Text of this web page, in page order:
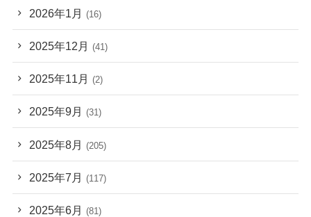
2026年1月 (16)
2025年12月 (41)
2025年11月 (2)
2025年9月 (31)
2025年8月 (205)
2025年7月 (117)
2025年6月 (81)